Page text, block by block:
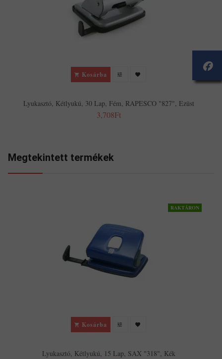
Kosárba
Lyukasztó, Kétlyukú, 30 Lap, Fém, RAPESCO "827", Ezüst
3,708Ft
Megtekintett termékek
RAKTÁRON
Kosárba
Lyukasztó, Kétlyukú, 15 Lap, SAX "318", Kék